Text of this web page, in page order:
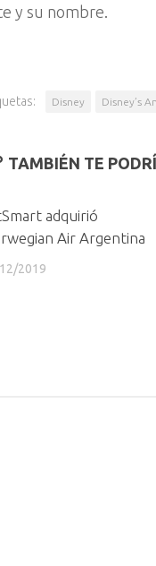
y su nombre.
Disney Disney’s
TAMBIÉN TE
adquirió
Air Argentina
2019